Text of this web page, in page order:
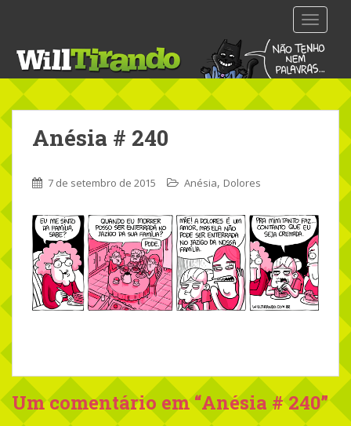
t
m
n
o
e
Anésia # 240
7 de setembro de 2015 Anésia, Dolores
Um comentário em “Anésia # 240”